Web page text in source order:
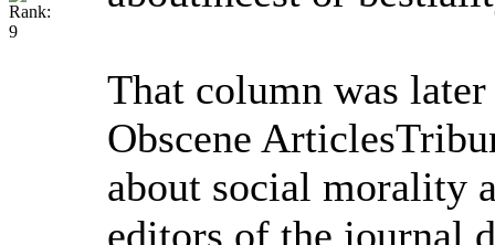
That column was
Obscene
about social morality
editors of the journal